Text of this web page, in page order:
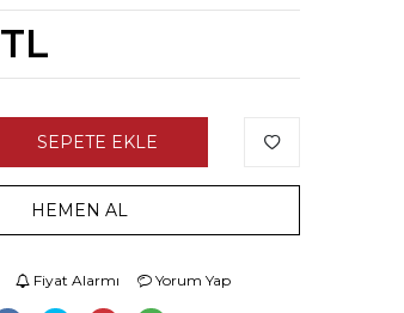
TL
SEPETE EKLE
HEMEN AL
Fiyat Alarmı Yorum Yap